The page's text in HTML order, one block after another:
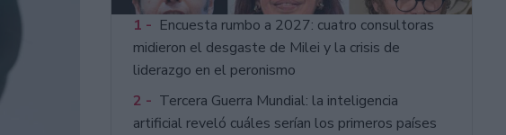
1 - Encuesta rumbo a 2027: cuatro consultoras
midieron el desgaste de Milei y la crisis de
liderazgo en el peronismo
2 - Tercera Guerra Mundial: la inteligencia
artificial reveló cuáles serían los primeros países